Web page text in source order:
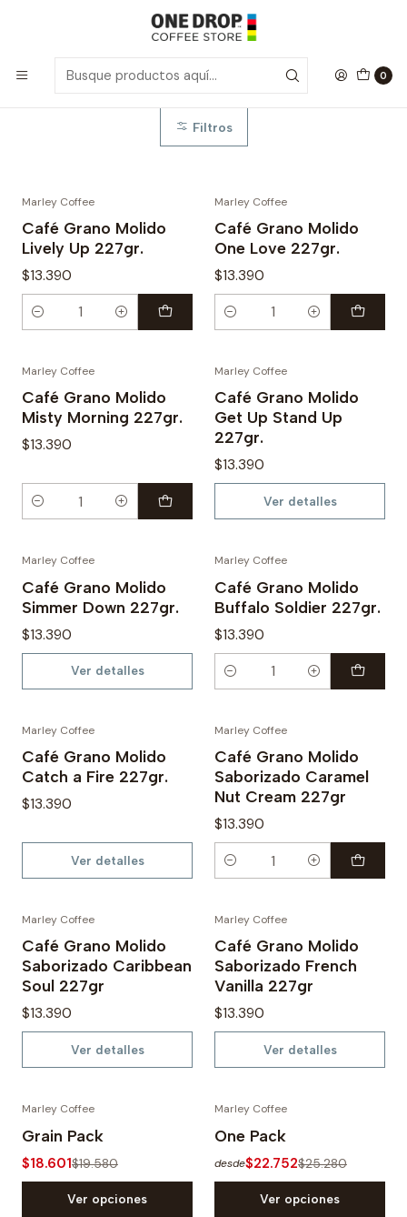
0
Inicio Café Grano Molido
Café Grano Molido
Filtros
Marley Coffee
Café Grano Molido
Lively Up 227gr.
$13.390
Cantidad
Marley Coffee
Café Grano Molido
One Love 227gr.
$13.390
Cantidad
Marley Coffee
Café Grano Molido
Misty Morning 227gr.
$13.390
Cantidad
Marley Coffee
Café Grano Molido
Get Up Stand Up
227gr.
$13.390
Ver detalles
Marley Coffee
Café Grano Molido
Simmer Down 227gr.
$13.390
Ver detalles
Marley Coffee
Café Grano Molido
Buffalo Soldier 227gr.
$13.390
Cantidad
Marley Coffee
Café Grano Molido
Catch a Fire 227gr.
$13.390
Ver detalles
Marley Coffee
Café Grano Molido
Saborizado Caramel
Nut Cream 227gr
$13.390
Cantidad
Marley Coffee
Café Grano Molido
Saborizado Caribbean
Soul 227gr
$13.390
Ver detalles
Marley Coffee
Café Grano Molido
Saborizado French
Vanilla 227gr
$13.390
Ver detalles
-5%
Marley Coffee
Grain Pack
$18.601$19.580
Ver opciones
-10%
Marley Coffee
One Pack
desde$22.752$25.280
Ver opciones